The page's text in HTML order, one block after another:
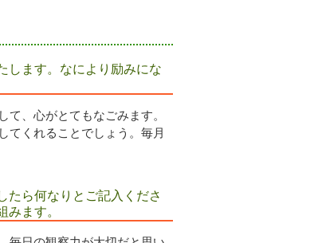
します。なにより励みにな
、心がとてもなごみます。
てくれることでしょう。毎月
たら何なりとご記入くださ
ます。